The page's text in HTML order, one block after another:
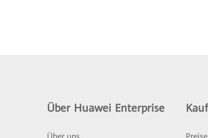
Über Huawei Enterprise
Über uns